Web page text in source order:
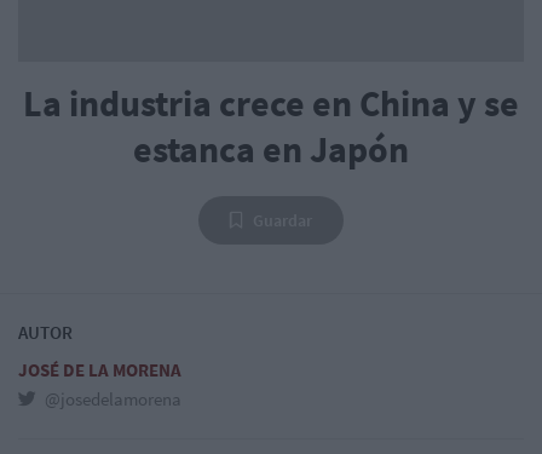
La industria crece en China y se
estanca en Japón
AUTOR
JOSÉ DE LA MORENA
@josedelamorena